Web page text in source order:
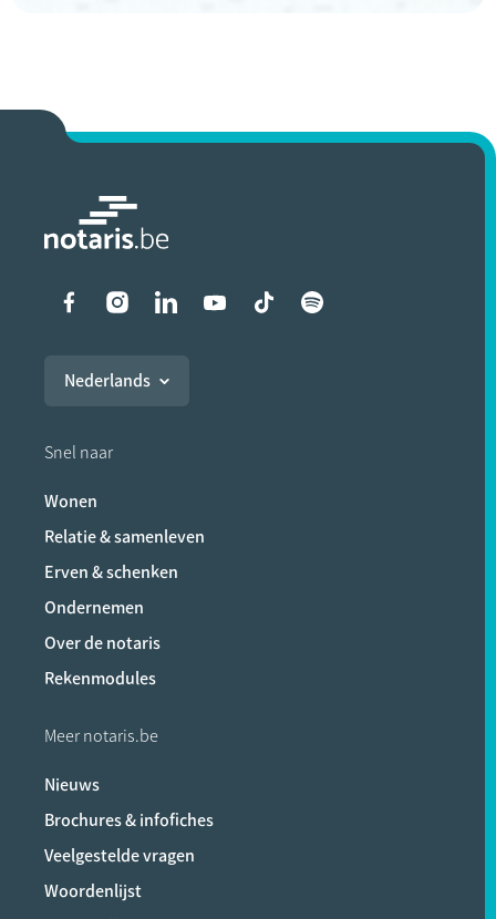
Liens vers les réseaux
Nederlands
Snel naar
Wonen
Relatie & samenleven
Erven & schenken
Ondernemen
Over de notaris
Rekenmodules
Meer notaris.be
Nieuws
Brochures & infofiches
Veelgestelde vragen
Woordenlijst